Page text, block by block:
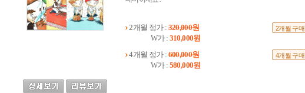
2개월 정가 :320,000원
W가 : 310,000원
2개월 구매
4개월 정가 :600,000원
W가 : 580,000원
4개월 구매